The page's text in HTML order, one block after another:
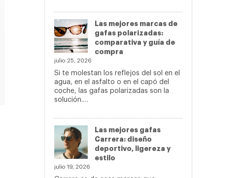
Las mejores marcas de
gafas polarizadas:
comparativa y guía de
compra
julio 25, 2026
Si te molestan los reflejos del sol en el
agua, en el asfalto o en el capó del
coche, las gafas polarizadas son la
solución.…
Las mejores gafas
Carrera: diseño
deportivo, ligereza y
estilo
julio 19, 2026